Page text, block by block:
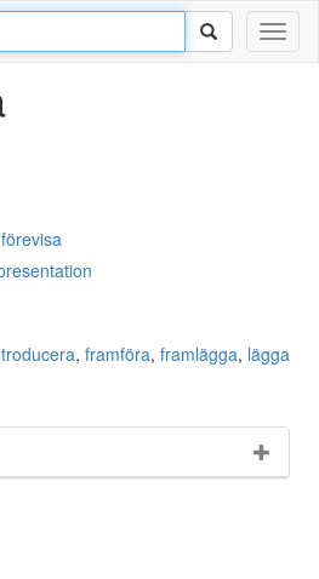
förevisa
, framföra, framlägga, lägga